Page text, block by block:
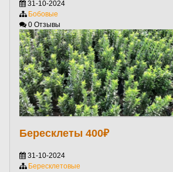
31-10-2024
Бобовые
0 Отзывы
Бересклеты 400₽
31-10-2024
Бересклетовые